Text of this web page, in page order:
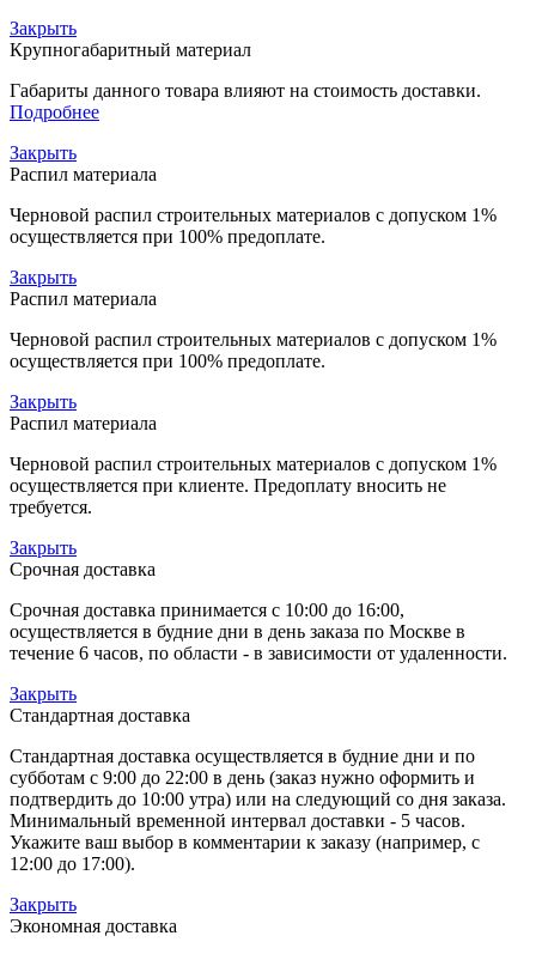
Закрыть
Крупногабаритный материал
Габариты данного товара влияют на стоимость доставки.
Подробнее
Закрыть
Распил материала
Черновой распил строительных материалов с допуском 1%
осуществляется при 100% предоплате.
Закрыть
Распил материала
Черновой распил строительных материалов с допуском 1%
осуществляется при 100% предоплате.
Закрыть
Распил материала
Черновой распил строительных материалов с допуском 1%
осуществляется при клиенте. Предоплату вносить не
требуется.
Закрыть
Срочная доставка
Срочная доставка принимается с 10:00 до 16:00,
осуществляется в будние дни в день заказа по Москве в
течение 6 часов, по области - в зависимости от удаленности.
Закрыть
Стандартная доставка
Стандартная доставка осуществляется в будние дни и по
субботам с 9:00 до 22:00 в день (заказ нужно оформить и
подтвердить до 10:00 утра) или на следующий со дня заказа.
Минимальный временной интервал доставки - 5 часов.
Укажите ваш выбор в комментарии к заказу (например, с
12:00 до 17:00).
Закрыть
Экономная доставка